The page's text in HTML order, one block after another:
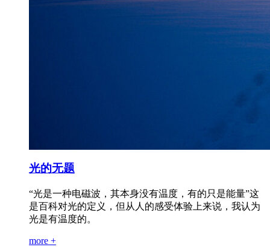
光的无题
“光是一种电磁波，其本身没有温度，有的只是能量”这
是百科对光的定义，但从人的感受体验上来说，我认为
光是有温度的。
more +